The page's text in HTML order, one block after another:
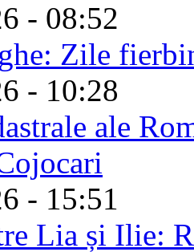
- 08:52
Zile
- 10:28
ale
- 15:51
Lia și Ilie: